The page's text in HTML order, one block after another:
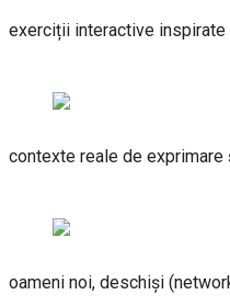
exerciții interactive inspirate
contexte reale de exprimare
oameni noi, deschiși